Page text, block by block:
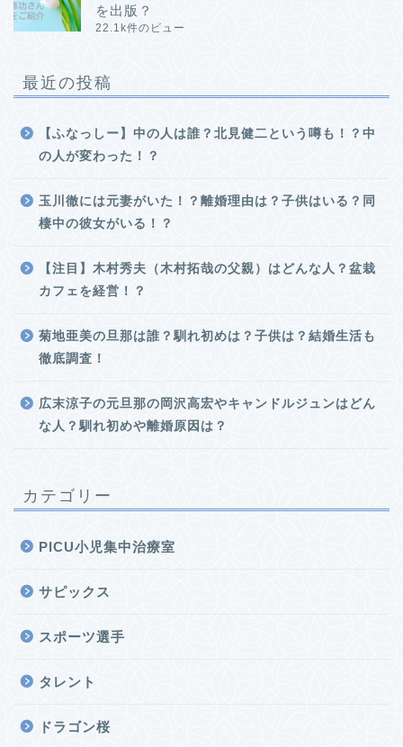
を出版？
22.1k件のビュー
最近の投稿
【ふなっしー】中の人は誰？北見健二という噂も！？中
の人が変わった！？
玉川徹には元妻がいた！？離婚理由は？子供はいる？同
棲中の彼女がいる！？
【注目】木村秀夫（木村拓哉の父親）はどんな人？盆栽
カフェを経営！？
菊地亜美の旦那は誰？馴れ初めは？子供は？結婚生活も
徹底調査！
広末涼子の元旦那の岡沢高宏やキャンドルジュンはどん
な人？馴れ初めや離婚原因は？
カテゴリー
PICU小児集中治療室
サピックス
スポーツ選手
タレント
ドラゴン桜